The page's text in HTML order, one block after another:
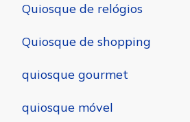
Quiosque de relógios
Quiosque de shopping
quiosque gourmet
quiosque móvel